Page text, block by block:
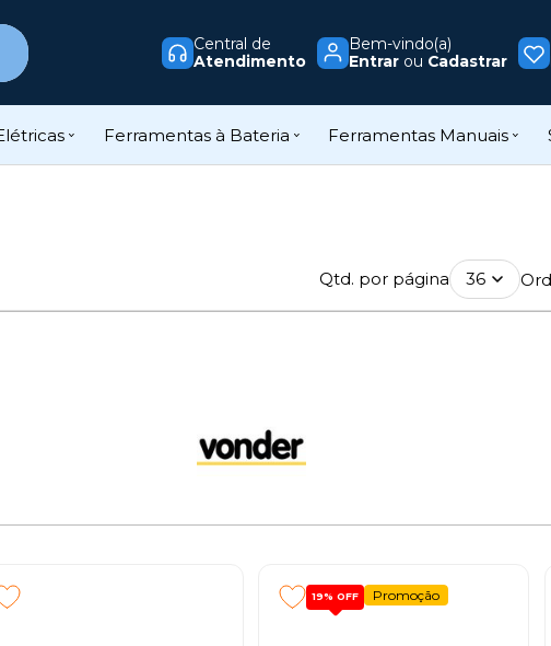
Central de
Atendimento
Bem-vindo(a)
Entrarou Cadastrar
Ferramentas à Bateria Ferramentas Manuais
Qtd. por página
19% OFF Promoção